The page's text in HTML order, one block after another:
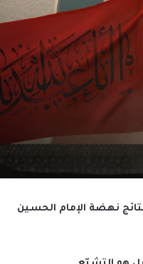
نهضة الإمام الحسين